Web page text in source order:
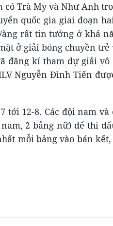
Trà My và Như Anh
quốc gia giai đoạn
rất tin tưởng ở khả
ở giải bóng chuyền trẻ
đăng kí tham dự giải vô
Nguyễn Đình Tiến
tới 12-8. Các đội nam
2 bảng nữ) để thi
mỗi bảng vào bán